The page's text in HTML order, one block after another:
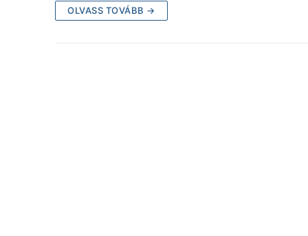
OLVASS TOVÁBB →